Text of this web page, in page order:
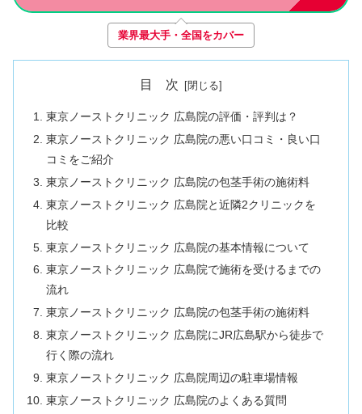
業界最大手・全国をカバー
目 次
東京ノーストクリニック 広島院の評価・評判は？
東京ノーストクリニック 広島院の悪い口コミ・良い口
コミをご紹介
東京ノーストクリニック 広島院の包茎手術の施術料
東京ノーストクリニック 広島院と近隣2クリニックを
比較
東京ノーストクリニック 広島院の基本情報について
東京ノーストクリニック 広島院で施術を受けるまでの
流れ
東京ノーストクリニック 広島院の包茎手術の施術料
東京ノーストクリニック 広島院にJR広島駅から徒歩で
行く際の流れ
東京ノーストクリニック 広島院周辺の駐車場情報
東京ノーストクリニック 広島院のよくある質問